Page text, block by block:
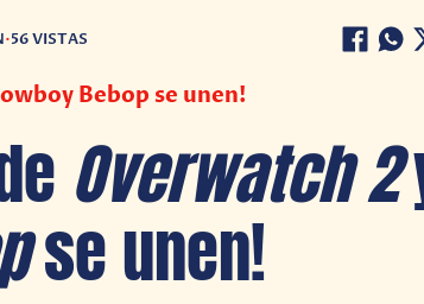
•56 VISTAS
Bebop se unen!
Overwatch 2
se unen!